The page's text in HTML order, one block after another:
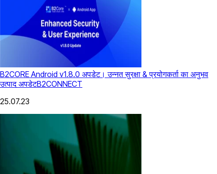
B2CORE Android v1.8.0 अपडेट। उन्नत सुरक्षा & प्रयोगकर्ता का अनुभव
उत्पाद अपडेटB2CONNECT
25.07.23